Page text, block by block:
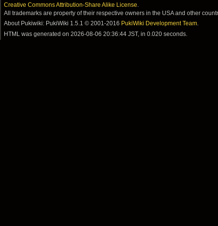
Creative Commons Attribution-Share Alike License
All trademarks are property of their respective owners in the USA and other
About Pukiwiki: PukiWiki 1.5.1 © 2001-2016 PukiWiki Development Team.
HTML was generated on2026-08-06 20:36:44 JST , in 0.020 seconds.